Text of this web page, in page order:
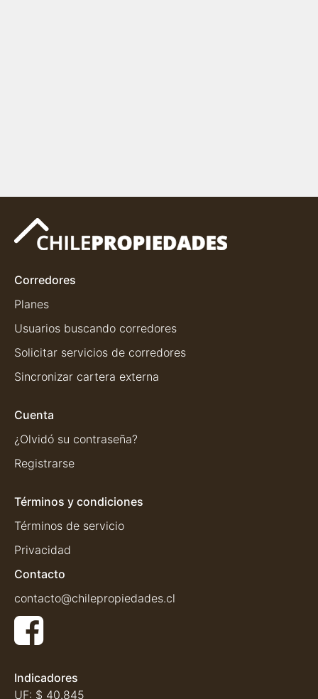
Corredores
Planes
Usuarios buscando corredores
Solicitar servicios de corredores
Sincronizar cartera externa
Cuenta
¿Olvidó su contraseña?
Registrarse
Términos y condiciones
Términos de servicio
Privacidad
Contacto
contacto@chilepropiedades.cl
Indicadores
UF: $ 40.845